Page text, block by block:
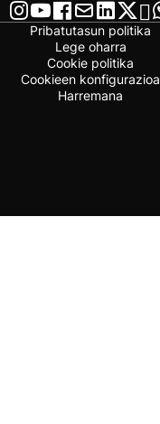
Pribatutasun politika
Lege oharra
Cookie politika
Cookieen konfigurazioa
Harremana